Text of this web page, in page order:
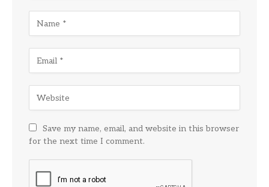
Save my name, email, and website in this browser
for the next time I comment.